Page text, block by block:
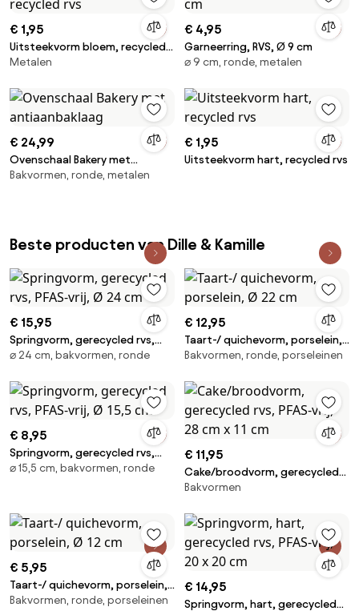
€ 1,95
Uitsteekvorm bloem, recycled
rvs
Metalen
€ 4,95
Garneerring, RVS, Ø 9 cm
⌀ 9 cm, ronde, metalen
€ 24,99
Ovenschaal Bakery met
antiaanbaklaag
Bakvormen, ronde, metalen
€ 1,95
Uitsteekvorm hart, recycled rvs
Beste producten van Dille & Kamille
€ 15,95
Springvorm, gerecycled rvs,
PFAS-vrij, Ø 24 cm
⌀ 24 cm, bakvormen, ronde
€ 12,95
Taart-/ quichevorm, porselein,
Ø 22 cm
Bakvormen, ronde, porseleinen
€ 8,95
Springvorm, gerecycled rvs,
PFAS-vrij, Ø 15,5 cm
⌀ 15,5 cm, bakvormen, ronde
€ 11,95
Cake/broodvorm, gerecycled
rvs, PFAS-vrij, 28 cm x 11 cm
Bakvormen
€ 5,95
Taart-/ quichevorm, porselein,
Ø 12 cm
Bakvormen, ronde, porseleinen
€ 14,95
Springvorm, hart, gerecycled